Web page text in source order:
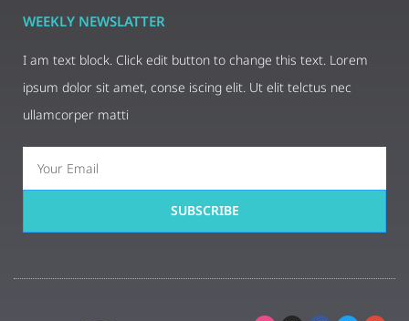
WEEKLY NEWSLATTER
I am text block. Click edit button to change this text. Lorem
ipsum dolor sit amet, conse iscing elit. Ut elit telctus nec
ullamcorper matti
SUBSCRIBE